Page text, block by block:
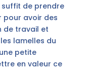
de prendre
pour avoir des
de travail et
lamelles du
petite
en valeur ce